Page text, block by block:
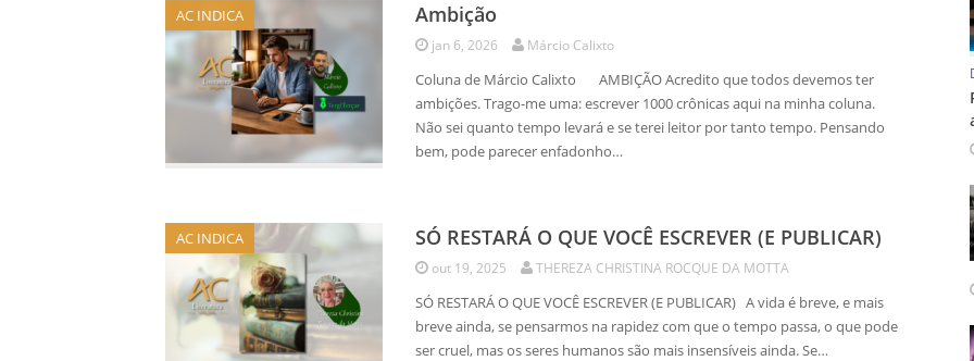
AC INDICA Ambição
jan 6, 2026 Márcio Calixto
Coluna de Márcio Calixto AMBIÇÃO Acredito que todos devemos ter
ambições. Trago-me uma: escrever 1000 crônicas aqui na minha coluna.
Não sei quanto tempo levará e se terei leitor por tanto tempo. Pensando
bem, pode parecer enfadonho…
AC INDICA SÓ RESTARÁ O QUE VOCÊ ESCREVER (E PUBLICAR)
out 19, 2025 THEREZA CHRISTINA ROCQUE DA MOTTA
SÓ RESTARÁ O QUE VOCÊ ESCREVER (E PUBLICAR) A vida é breve, e mais
breve ainda, se pensarmos na rapidez com que o tempo passa, o que pode
ser cruel, mas os seres humanos são mais insensíveis ainda. Se…